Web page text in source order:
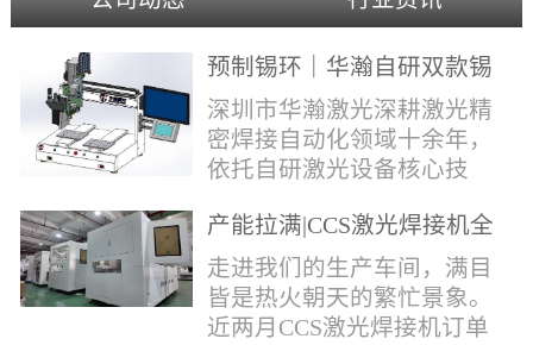
预制锡环｜华瀚自研双款锡
环机，实现焊点标准化量产
深圳市华瀚激光深耕激光精
密焊接自动化领域十余年，
依托自研激光设备核心技
环挤压成型机、多功能锡环
卷绕成型机，两套专业锡环
制备设备，预制标准化锡环
搭配激光定点熔锡工艺，从
产能拉满|CCS激光焊接机全
力量产冲刺
走进我们的生产车间，满目
皆是热火朝天的繁忙景象。
近两月CCS激光焊接机订单